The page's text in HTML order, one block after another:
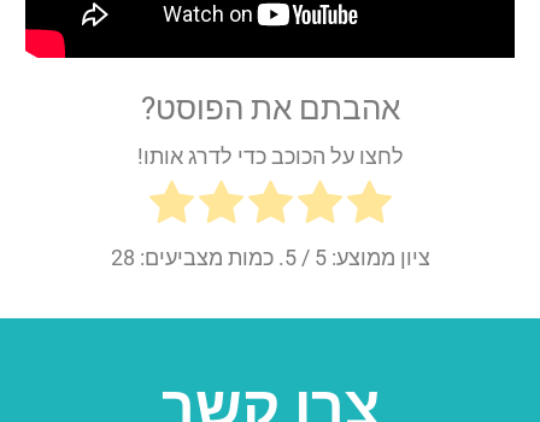
אהבתם את הפוסט?
לחצו על הכוכב כדי לדרג אותו!
ציון ממוצע:5 / 5. כמות מצביעים: 28
צרו קשר